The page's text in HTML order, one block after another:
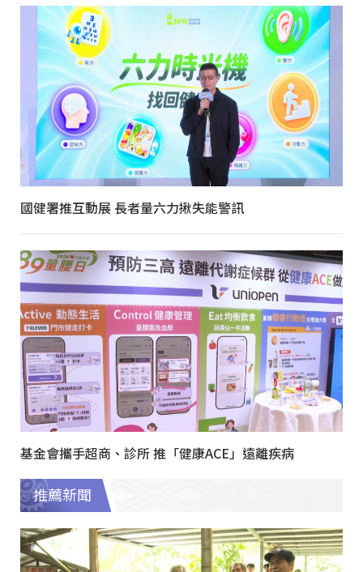
國健署推互動展 長者量六力揪失能警訊
基金會攜手超商、診所 推「健康ACE」遠離疾病
推薦新聞